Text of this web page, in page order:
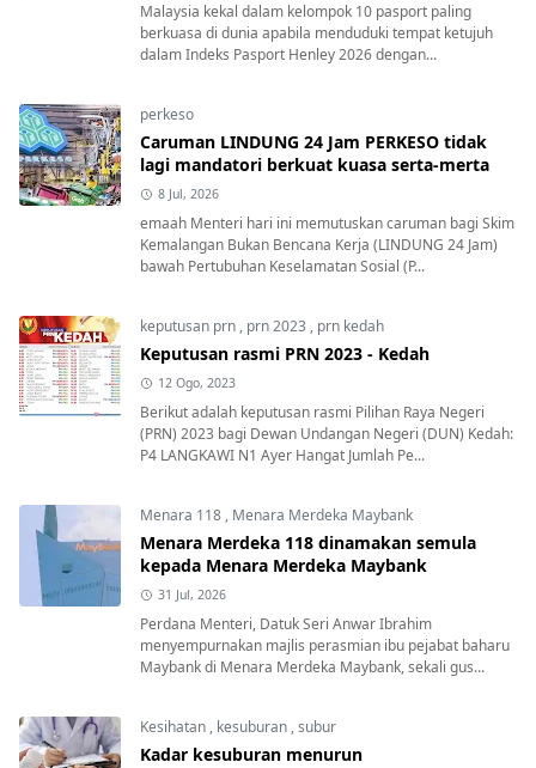
Malaysia kekal dalam kelompok 10 pasport paling
berkuasa di dunia apabila menduduki tempat ketujuh
dalam Indeks Pasport Henley 2026 dengan...
perkeso
Caruman LINDUNG 24 Jam PERKESO tidak
lagi mandatori berkuat kuasa serta-merta
8 Jul, 2026
emaah Menteri hari ini memutuskan caruman bagi Skim
Kemalangan Bukan Bencana Kerja (LINDUNG 24 Jam)
bawah Pertubuhan Keselamatan Sosial (P...
keputusan prn , prn 2023 , prn kedah
Keputusan rasmi PRN 2023 - Kedah
12 Ogo, 2023
Berikut adalah keputusan rasmi Pilihan Raya Negeri
(PRN) 2023 bagi Dewan Undangan Negeri (DUN) Kedah:
P4 LANGKAWI N1 Ayer Hangat Jumlah Pe...
Menara 118 , Menara Merdeka Maybank
Menara Merdeka 118 dinamakan semula
kepada Menara Merdeka Maybank
31 Jul, 2026
Perdana Menteri, Datuk Seri Anwar Ibrahim
menyempurnakan majlis perasmian ibu pejabat baharu
Maybank di Menara Merdeka Maybank, sekali gus...
Kesihatan , kesuburan ,subur
Kadar kesuburan menurun